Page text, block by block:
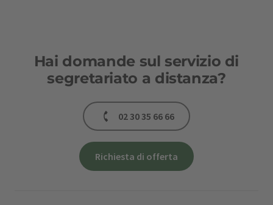
Hai domande sul servizio di
segretariato a distanza?
02 30 35 66 66
Richiesta di offerta